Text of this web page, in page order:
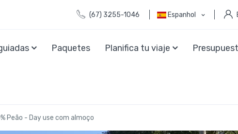
(67) 3255-1046 Espanhol
Paquetes Planifica tu viaje
Peão - Day use com almoço